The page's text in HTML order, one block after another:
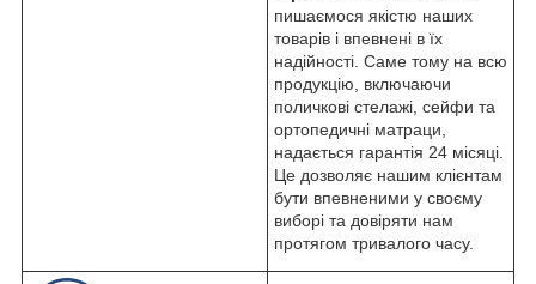
пишаємося якістю наших
товарів і впевнені в їх
надійності. Саме тому на всю
продукцію, включаючи
поличкові стелажі, сейфи та
ортопедичні матраци,
надається гарантія 24 місяці.
Це дозволяє нашим клієнтам
бути впевненими у своєму
виборі та довіряти нам
протягом тривалого часу.